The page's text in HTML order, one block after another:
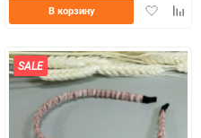
Добавить
В корзину
SALE